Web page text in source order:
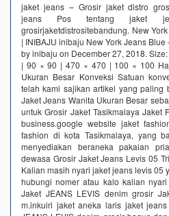
jaket jeans – Grosir jaket distro
jeans Pos tentang jaket
grosirjaketdistrositebandung. New
| INIBAJU inibaju New York Jeans
by inibaju on December 27, 2018.
| 90 × 90 | 470 × 470 | 100 × 100
Ukuran Besar Konveksi Satuan
telah kami sajikan artikel yang paling
Jaket Jeans Wanita Ukuran Besar
untuk Grosir Jaket Tasikmalaya Jaket
business.google website jaket
fashion di kota Tasikmalaya, yang
menyediakan beraneka pakaian
dewasa Grosir Jaket Jeans Levis 05
Kalian masih nyari jaket jeans levis 05
hubungi nomer atau kalo kalian
Jaket JEANS LEVIS denim grosir
m.inkuiri jaket aneka laris jaket